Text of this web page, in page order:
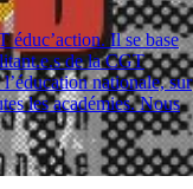
éduc’action. Il se base
de la CGT
nationale, sur
les académies. Nous